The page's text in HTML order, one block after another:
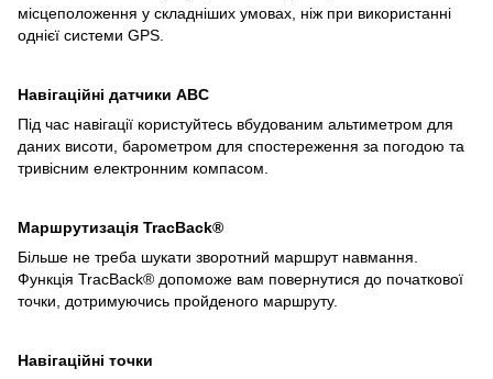
місцеположення у складніших умовах, ніж при використанні
однієї системи GPS.
Навігаційні датчики ABC
Під час навігації користуйтесь вбудованим альтиметром для
даних висоти, барометром для спостереження за погодою та
тривісним електронним компасом.
Маршрутизація TracBack®
Більше не треба шукати зворотний маршрут навмання.
Функція TracBack® допоможе вам повернутися до початкової
точки, дотримуючись пройденого маршруту.
Навігаційні точки